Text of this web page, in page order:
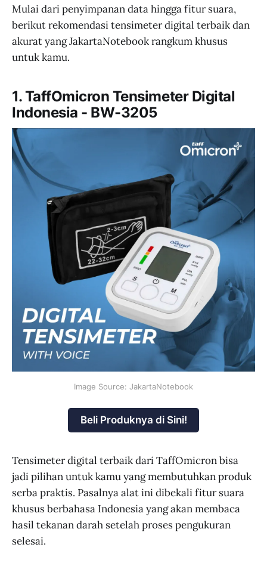
Mulai dari penyimpanan data hingga fitur suara,
berikut rekomendasi tensimeter digital terbaik dan
akurat yang JakartaNotebook rangkum khusus
untuk kamu.
1. TaffOmicron Tensimeter Digital
Indonesia - BW-3205
Image Source: JakartaNotebook
Beli Produknya di Sini!
Tensimeter digital terbaik dari TaffOmicron bisa
jadi pilihan untuk kamu yang membutuhkan produk
serba praktis. Pasalnya alat ini dibekali fitur suara
khusus berbahasa Indonesia yang akan membaca
hasil tekanan darah setelah proses pengukuran
selesai.